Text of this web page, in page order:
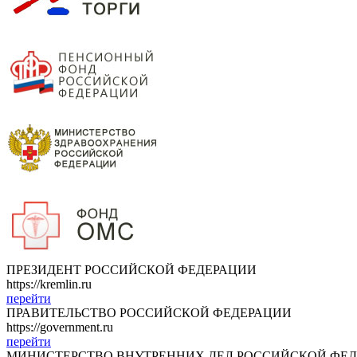
ПРЕЗИДЕНТ РОССИЙСКОЙ ФЕДЕРАЦИИ
https://kremlin.ru
перейти
ПРАВИТЕЛЬСТВО РОССИЙСКОЙ ФЕДЕРАЦИИ
https://government.ru
перейти